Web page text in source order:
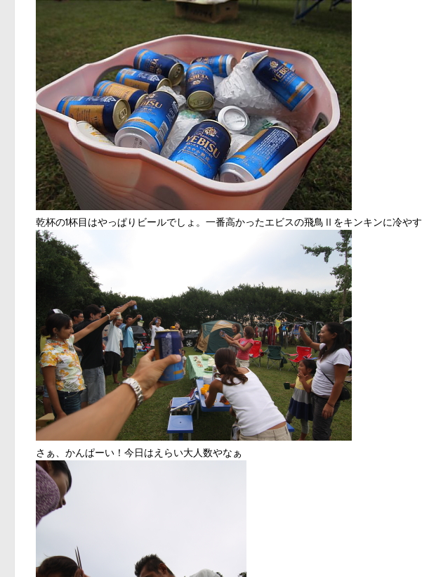
乾杯の1杯目はやっぱりビールでしょ。一番高かったエビスの飛鳥Ⅱをキンキンに冷やす
さぁ、かんぱーい！今日はえらい大人数やなぁ